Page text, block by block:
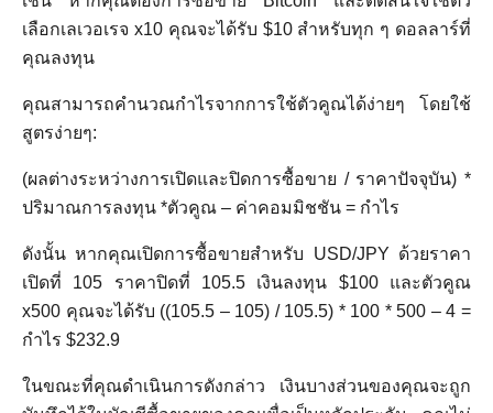
เลือกเลเวอเรจ x10 คุณจะได้รับ $10 สำหรับทุก ๆ ดอลลาร์ที่
คุณลงทุน
คุณสามารถคำนวณกำไรจากการใช้ตัวคูณได้ง่ายๆ โดยใช้
สูตรง่ายๆ:
(ผลต่างระหว่างการเปิดและปิดการซื้อขาย / ราคาปัจจุบัน) *
ปริมาณการลงทุน *ตัวคูณ – ค่าคอมมิชชัน = กำไร
ดังนั้น หากคุณเปิดการซื้อขายสำหรับ USD/JPY ด้วยราคา
เปิดที่ 105 ราคาปิดที่ 105.5 เงินลงทุน $100 และตัวคูณ
x500 คุณจะได้รับ ((105.5 – 105) / 105.5) * 100 * 500 – 4 =
กำไร $232.9
ในขณะที่คุณดำเนินการดังกล่าว เงินบางส่วนของคุณจะถูก